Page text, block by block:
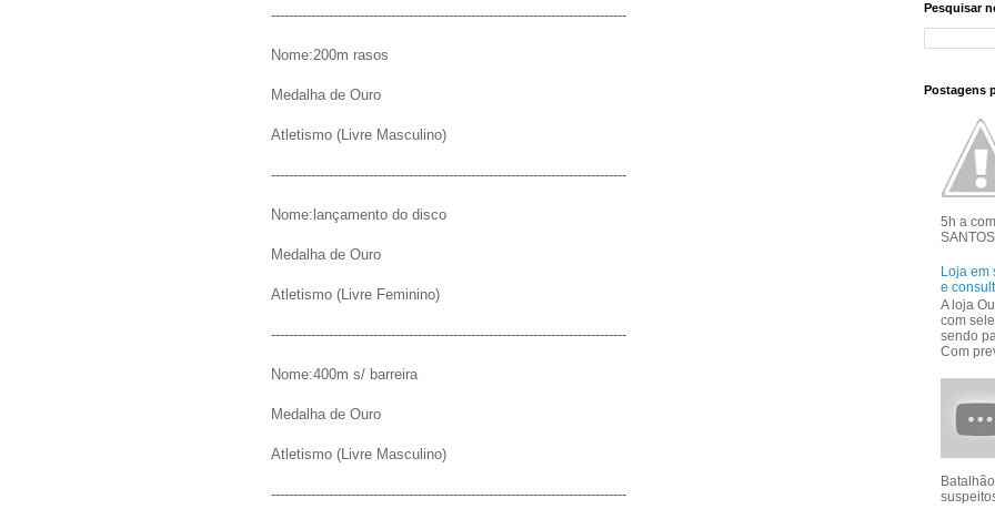
--------------------------------------------------------------------------------
Nome:200m rasos
Medalha de Ouro
Atletismo (Livre Masculino)
--------------------------------------------------------------------------------
Nome:lançamento do disco
Medalha de Ouro
Atletismo (Livre Feminino)
--------------------------------------------------------------------------------
Nome:400m s/ barreira
Medalha de Ouro
Atletismo (Livre Masculino)
--------------------------------------------------------------------------------
Pesquisar
Postagens
5h a
Loja em
e
A loja
com
sendo
Com